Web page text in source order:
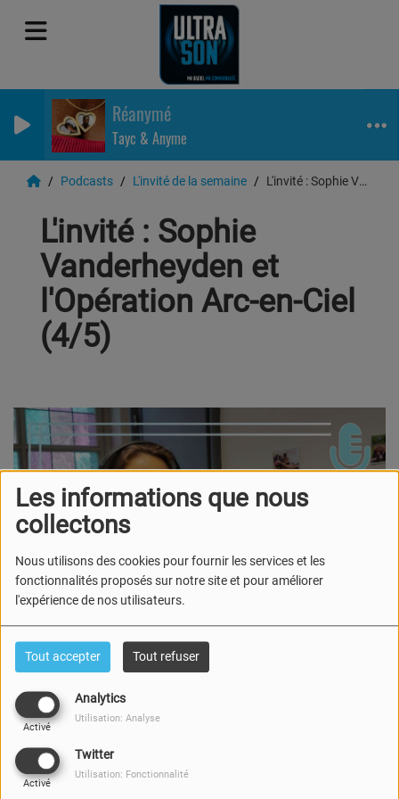
Les informations que nous
collectons
Nous utilisons des cookies pour fournir les services et les
fonctionnalités proposés sur notre site et pour améliorer
l'expérience de nos utilisateurs.
Tout accepter Tout refuser
Analytics
Activé
Utilisation: Analyse
Twitter
Activé
Utilisation: Fonctionnalité
Réanymé
Tayc & Anyme
Podcasts L'invité de la semaine L'invité : Sophie Vanderheyden et l'Opération Arc-en-Ciel (4/5)
L'invité : Sophie
Vanderheyden et
l'Opération Arc-en-Ciel
(4/5)
Écouter le podcast
Cette semaine, dans l'
Sophie, de l'Opération Arc-en-Ciel